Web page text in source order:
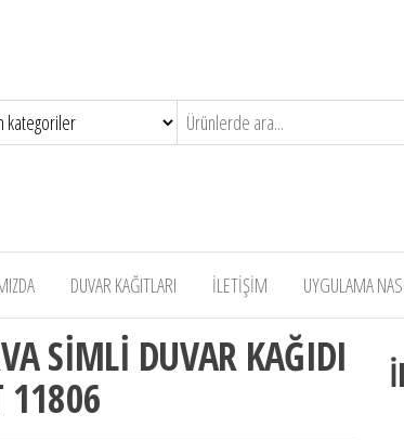
DUVAR KAĞITLARI İLETİŞİM UYGULAMA
SİMLİ DUVAR KAĞIDI
11806